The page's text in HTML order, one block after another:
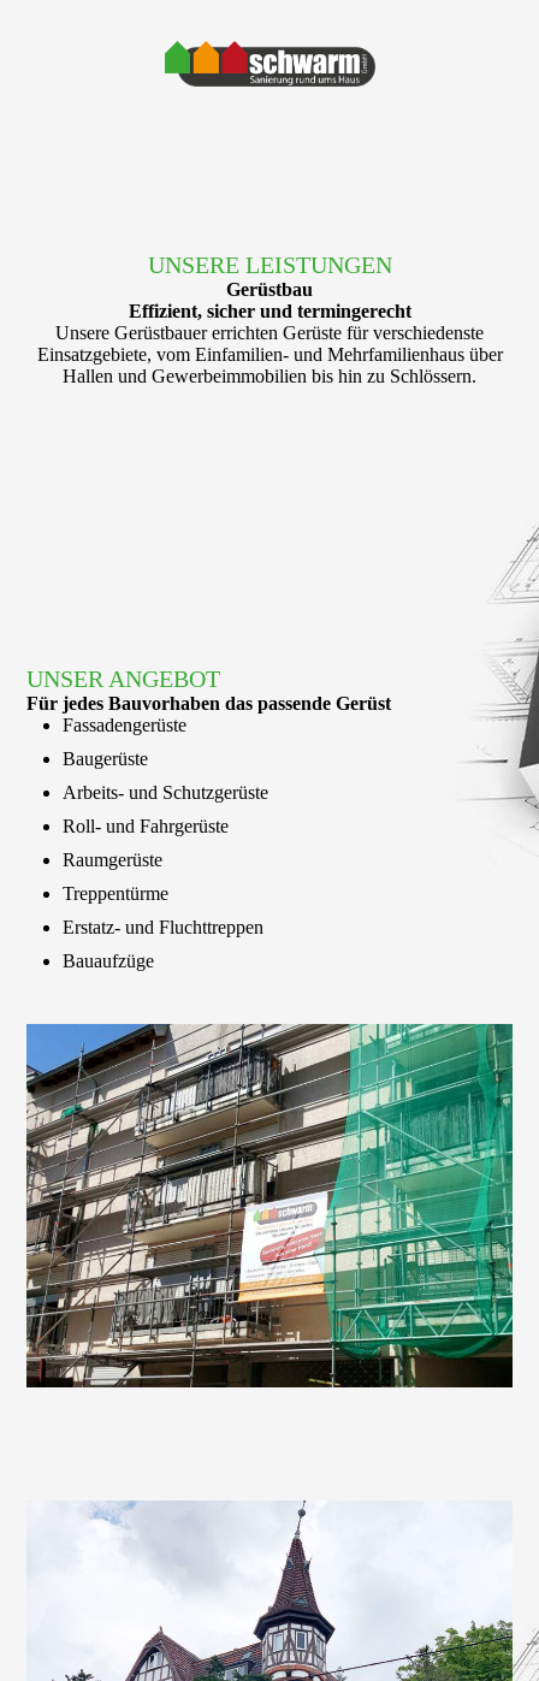
UNSERE LEISTUNGEN
Gerüstbau
Effizient, sicher und termingerecht
Unsere Gerüstbauer errichten Gerüste für verschiedenste
Einsatzgebiete, vom Einfamilien- und Mehrfamilienhaus über
Hallen und Gewerbeimmobilien bis hin zu Schlössern.
UNSER ANGEBOT
Für jedes Bauvorhaben das passende Gerüst
Fassadengerüste
Baugerüste
Arbeits- und Schutzgerüste
Roll- und Fahrgerüste
Raumgerüste
Treppentürme
Erstatz- und Fluchttreppen
Bauaufzüge